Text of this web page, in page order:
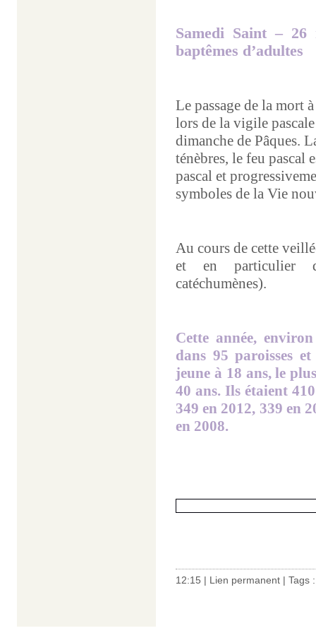
Samedi Saint – 26
baptêmes d’adultes
Le passage de la mort
lors de la vigile
dimanche de Pâques.
ténèbres, le feu
pascal et
symboles de la Vie
Au cours de cette
et en particulier
catéchumènes).
Cette année,
dans 95 paroisses
jeune à 18 ans, le
40 ans. Ils étaient
349 en 2012, 339 en
en 2008.
12:15 | Lien permanent | Tags